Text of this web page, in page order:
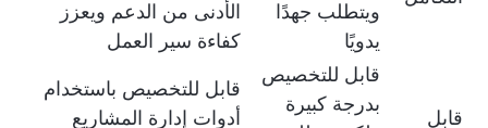
ويتطلب جهدًا
يدويًا
الأدنى من الدعم ويعزز
كفاءة سير العمل
قابل
قابل للتخصيص
بدرجة كبيرة
قابل للتخصيص باستخدام
أدوات إدارة المشاريع